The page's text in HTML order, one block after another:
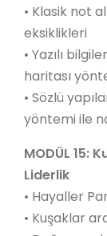
• Klasik not
eksiklikleri
• Yazılı
haritası
• Sözlü
yöntemi ile
MODÜL 15:
Liderlik
• Hayaller
• Kuşaklar